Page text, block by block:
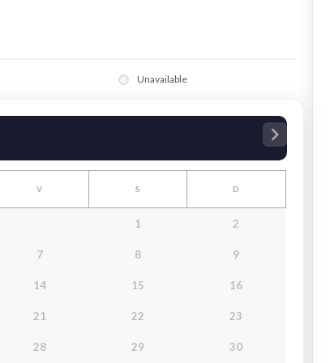
Unavailable
V S D
1 2
7 8 9
14 15 16
21 22 23
28 29 30